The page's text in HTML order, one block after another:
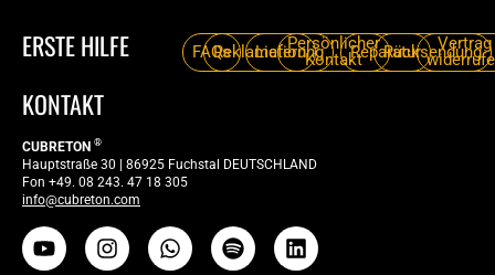
ERSTE HILFE FAQsReklamation
LieferungPersönlicher
KontaktReparaturRücksendung
Vertrag
KONTAKT
CUBRETON ®
Hauptstraße 30 | 86925 Fuchstal DEUTSCHLAND
Fon +49. 08 243. 47 18 305
info@cubreton.com